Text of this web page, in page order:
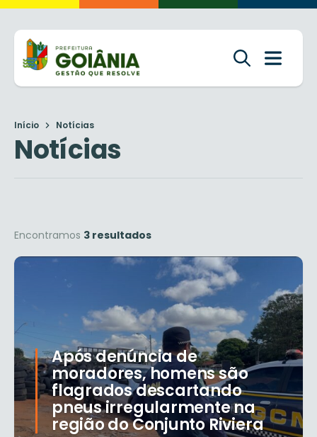
Início Notícias
Notícias
Encontramos 3 resultados
Após denúncia de
moradores, homens são
flagrados descartando
pneus irregularmente na
região do Conjunto Riviera